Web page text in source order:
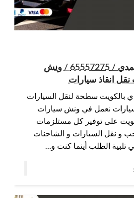
ونش اسطبلات الاحمدي / 65557275 / ونش
انقاذ سيارات
بالكويت سطحة لنقل السيارات
نعمل في ونش سيارات
على توفير كل مستلزمات
و نقل السيارات و الشاحنات
تلبية الطلب أينما كنت و…